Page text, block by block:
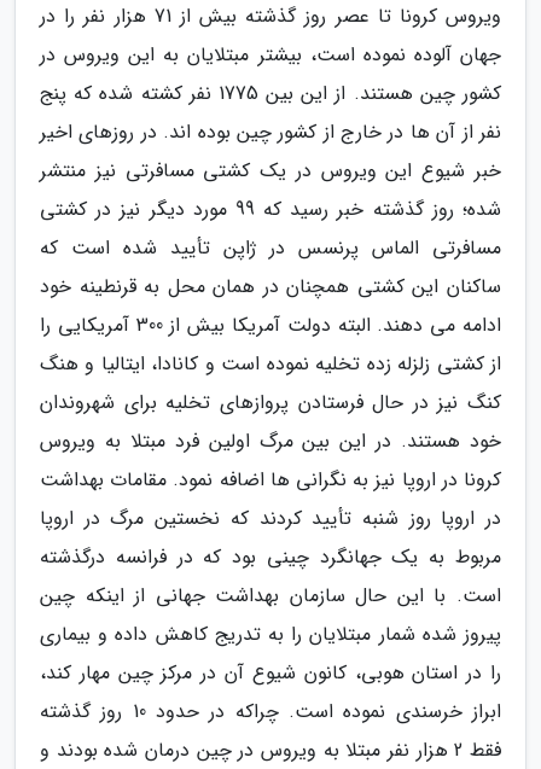
ویروس کرونا تا عصر روز گذشته بیش از 71 هزار نفر را در
جهان آلوده نموده است، بیشتر مبتلایان به این ویروس در
کشور چین هستند. از این بین 1775 نفر کشته شده که پنج
نفر از آن ها در خارج از کشور چین بوده اند. در روزهای اخیر
خبر شیوع این ویروس در یک کشتی مسافرتی نیز منتشر
شده؛ روز گذشته خبر رسید که 99 مورد دیگر نیز در کشتی
مسافرتی الماس پرنسس در ژاپن تأیید شده است که
ساکنان این کشتی همچنان در همان محل به قرنطینه خود
ادامه می دهند. البته دولت آمریکا بیش از 300 آمریکایی را
از کشتی زلزله زده تخلیه نموده است و کانادا، ایتالیا و هنگ
کنگ نیز در حال فرستادن پروازهای تخلیه برای شهروندان
خود هستند. در این بین مرگ اولین فرد مبتلا به ویروس
کرونا در اروپا نیز به نگرانی ها اضافه نمود. مقامات بهداشت
در اروپا روز شنبه تأیید کردند که نخستین مرگ در اروپا
مربوط به یک جهانگرد چینی بود که در فرانسه درگذشته
است. با این حال سازمان بهداشت جهانی از اینکه چین
پیروز شده شمار مبتلایان را به تدریج کاهش داده و بیماری
را در استان هوبی، کانون شیوع آن در مرکز چین مهار کند،
ابراز خرسندی نموده است. چراکه در حدود 10 روز گذشته
فقط 2 هزار نفر مبتلا به ویروس در چین درمان شده بودند و